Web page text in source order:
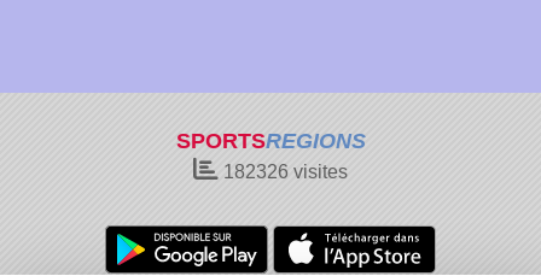
SPORTSREGIONS
182326 visites